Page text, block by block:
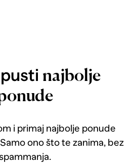
najbolje
i primaj najbolje ponude
ono što te zanima, bez